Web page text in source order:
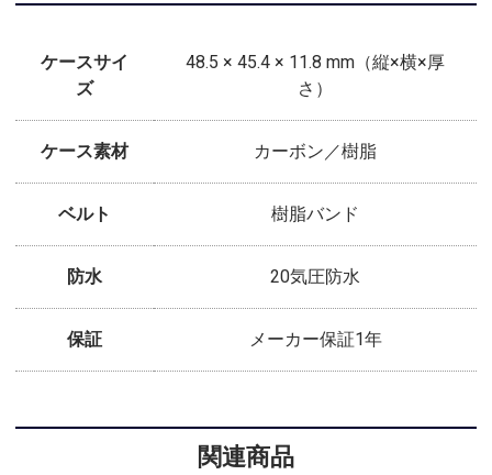
ケースサイ
ズ
48.5 × 45.4 × 11.8 mm（縦×横×厚
さ）
ケース素材 カーボン／樹脂
ベルト 樹脂バンド
防水 20気圧防水
保証 メーカー保証1年
関連商品